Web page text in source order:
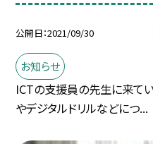
公開日 2021/09/30
お知らせ
ICTの支援員の先生に来て
やデジタルドリルなどにつ...